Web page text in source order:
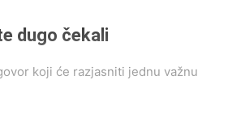
dugo čekali
koji će razjasniti jednu važnu